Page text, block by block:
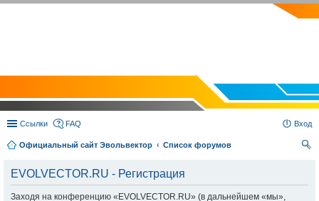
Ссылки FAQ Вход
Официальный сайт Эвольвектор
Список форумов
EVOLVECTOR.RU - Регистрация
Заходя на конференцию «EVOLVECTOR.RU» (в дальнейшем «мы»,